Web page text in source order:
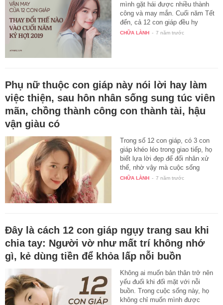
mình gặt hái được nhiều thành
công và may mắn. Cuối năm Tết
đến, cả 12 con giáp đều hy
vọng…
CHỮA LÀNH - 7 năm trước
Phụ nữ thuộc con giáp này nói lời hay làm
việc thiện, sau hôn nhân sống sung túc viên
mãn, chồng thành công con thành tài, hậu
vận giàu có
Trong số 12 con giáp, có 3 con
giáp khéo léo trong giao tiếp, họ
biết lựa lời đẹp để đối nhân xử
thế, nhờ vậy mà cuộc sống
luôn…
CHỮA LÀNH - 7 năm trước
Đây là cách 12 con giáp ngụy trang sau khi
chia tay: Người vờ như mất trí không nhớ
gì, kẻ dùng tiền để khỏa lấp nỗi buồn
Không ai muốn bản thân trở nên
yếu đuối khi đối mặt với nỗi
buồn. Trong cuộc sống này, họ
không chỉ muốn mình được